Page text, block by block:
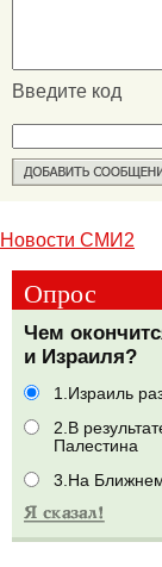
Введите код
Новости СМИ2
Опрос
Чем
и Израиля?
1.Израиль
2.В
Палестина
3.На Ближнем